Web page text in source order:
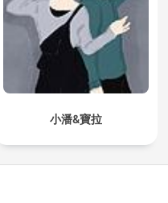
小潘&寶拉